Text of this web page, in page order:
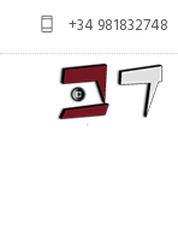
+34 981832748